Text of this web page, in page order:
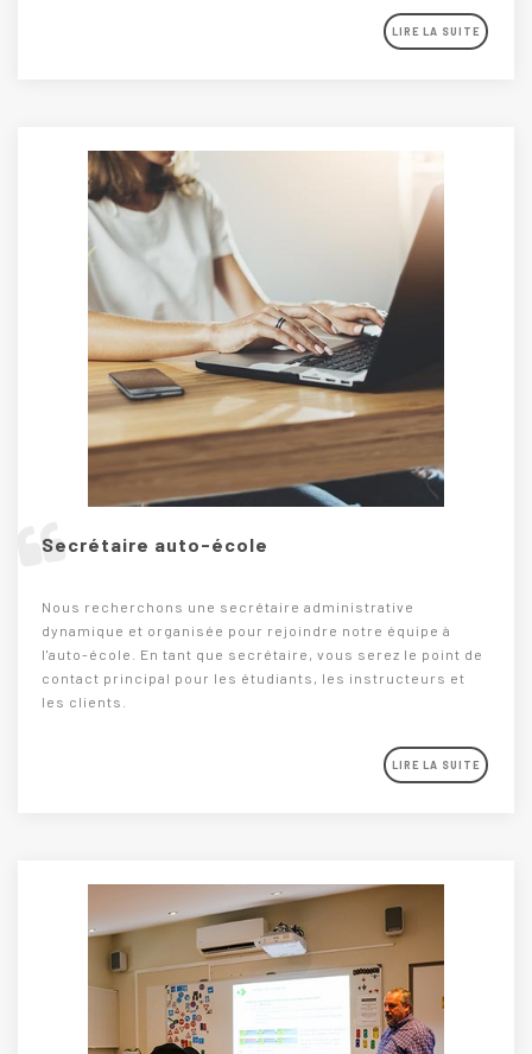
LIRE LA SUITE
Secrétaire auto-école
Nous recherchons une secrétaire administrative
dynamique et organisée pour rejoindre notre équipe à
l'auto-école. En tant que secrétaire, vous serez le point de
contact principal pour les étudiants, les instructeurs et
les clients.
LIRE LA SUITE